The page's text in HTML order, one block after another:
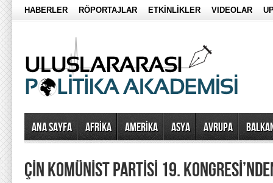
HABERLER RÖPORTAJLAR ETKİNLİKLER VIDEOLAR
Ana Sayfa AFRİKA AMERİKA ASYA AVRUPA
ÇİN KOMÜNİST PARTİSİ 19.